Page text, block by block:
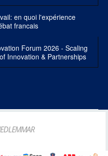
en quoi l'expérience
francais
Forum 2026 - Scaling
Innovation & Partnerships